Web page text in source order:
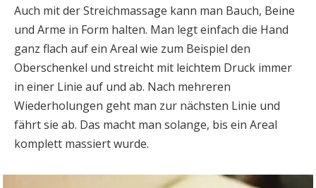
Auch mit der Streichmassage kann man Bauch, Beine
und Arme in Form halten. Man legt einfach die Hand
ganz flach auf ein Areal wie zum Beispiel den
Oberschenkel und streicht mit leichtem Druck immer
in einer Linie auf und ab. Nach mehreren
Wiederholungen geht man zur nächsten Linie und
fährt sie ab. Das macht man solange, bis ein Areal
komplett massiert wurde.